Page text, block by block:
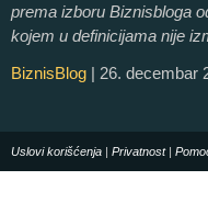
prema izboru Biznisbloga
kojem u definicijama nije
BiznisBlog | 26. decembar
Uslovi korišćenja | Privatnost|